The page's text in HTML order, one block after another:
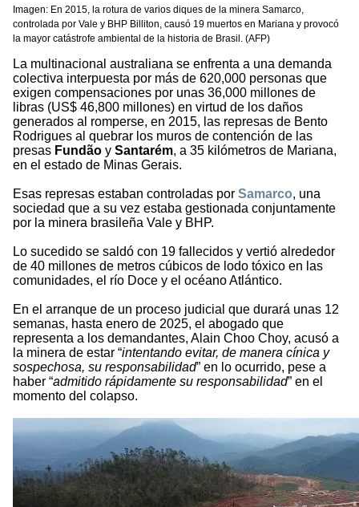
Imagen: En 2015, la rotura de varios diques de la minera Samarco,
controlada por Vale y BHP Billiton, causó 19 muertos en Mariana y provocó
la mayor catástrofe ambiental de la historia de Brasil. (AFP)
La multinacional australiana se enfrenta a una demanda
colectiva interpuesta por más de 620,000 personas que
exigen compensaciones por unas 36,000 millones de
libras (US$ 46,800 millones) en virtud de los daños
generados al romperse, en 2015, las represas de Bento
Rodrigues al quebrar los muros de contención de las
presas Fundão y Santarém, a 35 kilómetros de Mariana,
en el estado de Minas Gerais.
Esas represas estaban controladas por Samarco, una
sociedad que a su vez estaba gestionada conjuntamente
por la minera brasileña Vale y BHP.
Lo sucedido se saldó con 19 fallecidos y vertió alrededor
de 40 millones de metros cúbicos de lodo tóxico en las
comunidades, el río Doce y el océano Atlántico.
En el arranque de un proceso judicial que durará unas 12
semanas, hasta enero de 2025, el abogado que
representa a los demandantes, Alain Choo Choy, acusó a
la minera de estar “intentando evitar, de manera cínica y
sospechosa, su responsabilidad” en lo ocurrido, pese a
haber “admitido rápidamente su responsabilidad” en el
momento del colapso.